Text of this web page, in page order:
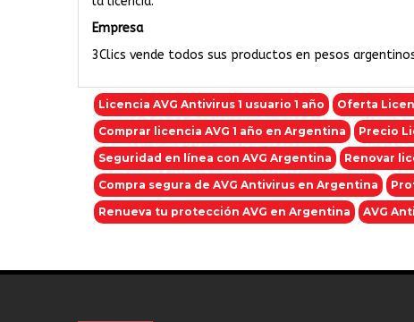
Empresa
3Clics vende todos sus productos en pesos
Licencia AVG Antivirus 1 usuario 1 año Oferta
Comprar licencia AVG 1 año en Argentina
Precio
Seguridad en línea con AVG Argentina
Renovar
Compra segura de AVG Antivirus en Argentina
Renueva tu protección AVG en Argentina
AVG